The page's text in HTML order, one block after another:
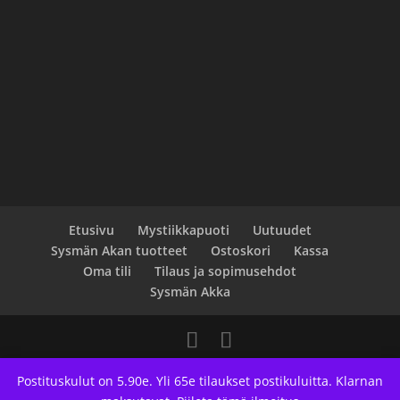
Postituskulut on 5.90e. Yli 65e tilaukset postikuluitta. Klarnan
Etusivu Mystiikkapuoti
Uutuudet
Sysmän Akan tuotteet
Ostoskori
Kassa
Oma tili
Tilaus ja sopimusehdot
Sysmän Akka
WordPress